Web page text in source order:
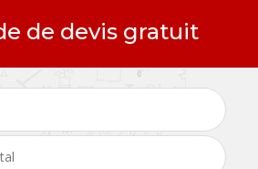
de devis gratuit